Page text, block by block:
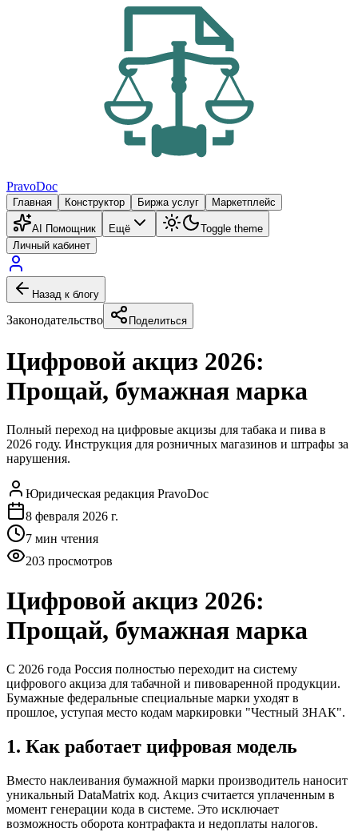
PravoDoc
Главная Конструктор Биржа услуг Маркетплейс
AI Помощник Ещё
Toggle theme
Личный кабинет
Назад к блогу
Законодательство Поделиться
Цифровой акциз 2026:
Прощай, бумажная марка
Полный переход на цифровые акцизы для табака и пива в
2026 году. Инструкция для розничных магазинов и штрафы за
нарушения.
Юридическая редакция PravoDoc
8 февраля 2026 г.
7 мин чтения
203 просмотров
Цифровой акциз 2026:
Прощай, бумажная марка
С 2026 года Россия полностью переходит на систему
цифрового акциза для табачной и пивоваренной продукции.
Бумажные федеральные специальные марки уходят в
прошлое, уступая место кодам маркировки "Честный ЗНАК".
1. Как работает цифровая модель
Вместо наклеивания бумажной марки производитель наносит
уникальный DataMatrix код. Акциз считается уплаченным в
момент генерации кода в системе. Это исключает
возможность оборота контрафакта и недоплаты налогов.